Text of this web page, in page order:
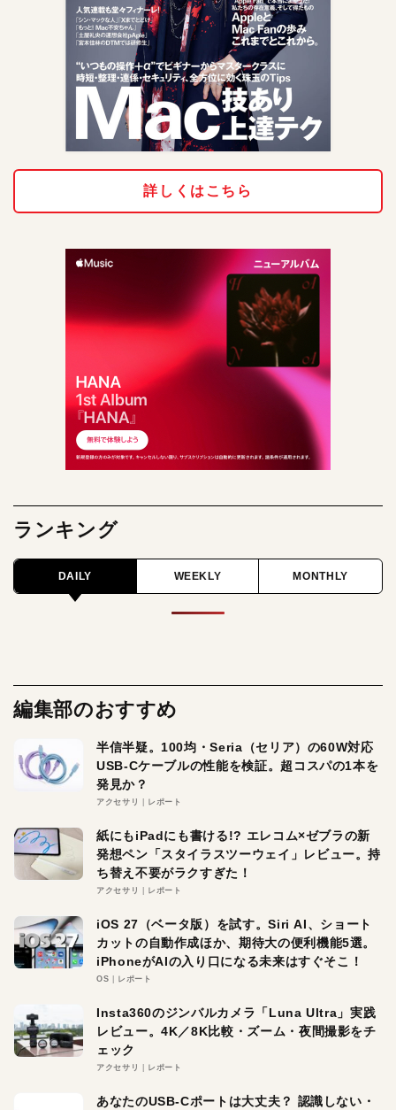
詳しくはこちら
ランキング
DAILY WEEKLY MONTHLY
編集部のおすすめ
半信半疑。100均・Seria（セリア）の60W対応
USB-Cケーブルの性能を検証。超コスパの1本を
発見か？
アクセサリ レポート
紙にもiPadにも書ける!? エレコム×ゼブラの新
発想ペン「スタイラスツーウェイ」レビュー。持
ち替え不要がラクすぎた！
アクセサリ レポート
iOS 27（ベータ版）を試す。Siri AI、ショート
カットの自動作成ほか、期待大の便利機能5選。
iPhoneがAIの入り口になる未来はすぐそこ！
OS レポート
Insta360のジンバルカメラ「Luna Ultra」実践
レビュー。4K／8K比較・ズーム・夜間撮影をチ
ェック
アクセサリ レポート
あなたのUSB-Cポートは大丈夫？ 認識しない・